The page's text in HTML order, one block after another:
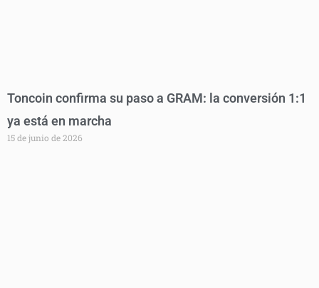
Toncoin confirma su paso a GRAM: la conversión 1:1
ya está en marcha
15 de junio de 2026